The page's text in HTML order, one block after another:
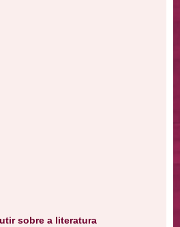
sobre a literatura